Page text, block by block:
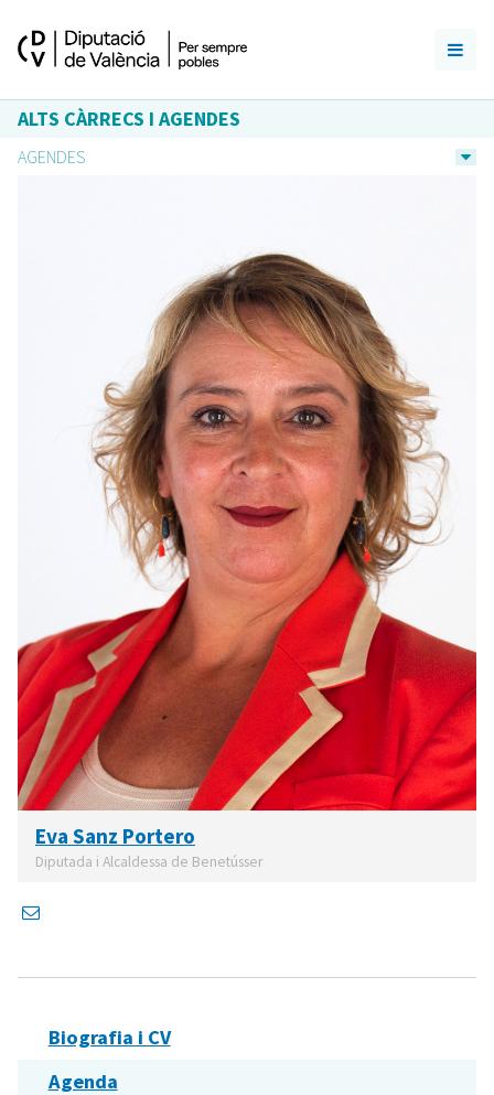
ALTS CÀRRECS I AGENDES
AGENDES
Eva Sanz Portero
Diputada i Alcaldessa de Benetússer
Biografia i CV
Agenda